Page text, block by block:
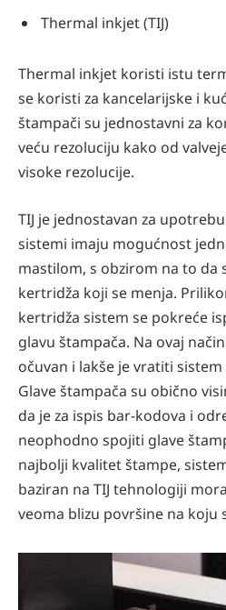
Thermal inkjet (TIJ)
Thermal inkjet koristi istu
se koristi za kancelarijske i
štampači su jednostavni za
veću rezoluciju kako od
visoke rezolucije.
TIJ je jednostavan za
sistemi imaju mogućnost
mastilom, s obzirom na to da
kertridža koji se menja.
kertridža sistem se pokreće
glavu štampača. Na ovaj
očuvan i lakše je vratiti
Glave štampača su obično
da je za ispis bar-kodova i
neophodno spojiti glave
najbolji kvalitet štampe,
baziran na TIJ tehnologiji
veoma blizu površine na koju